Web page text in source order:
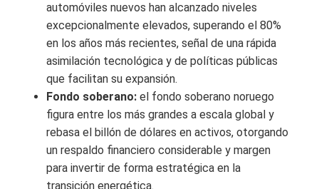
automóviles nuevos han alcanzado niveles
excepcionalmente elevados, superando el 80%
en los años más recientes, señal de una rápida
asimilación tecnológica y de políticas públicas
que facilitan su expansión.
Fondo soberano: el fondo soberano noruego
figura entre los más grandes a escala global y
rebasa el billón de dólares en activos, otorgando
un respaldo financiero considerable y margen
para invertir de forma estratégica en la
transición energética.